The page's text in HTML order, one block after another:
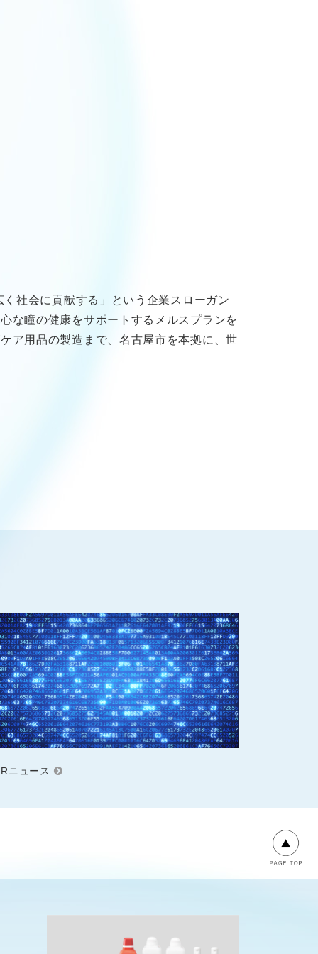
社会に貢献する」という企業スローガン
な瞳の健康をサポートするメルスプランを
ア用品の製造まで、名古屋市を本拠に、世
ニュース